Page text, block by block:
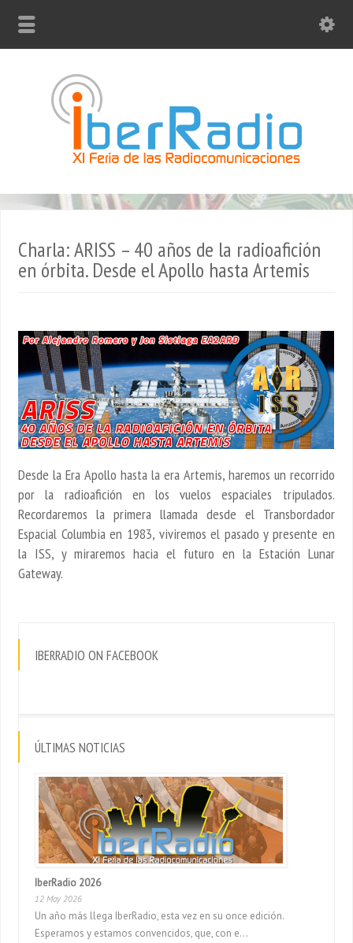
Charla: ARISS – 40 años de la radioafición
en órbita. Desde el Apollo hasta Artemis
Desde la Era Apollo hasta la era Artemis, haremos un recorrido
por la radioafición en los vuelos espaciales tripulados.
Recordaremos la primera llamada desde el Transbordador
Espacial Columbia en 1983, viviremos el pasado y presente en
la ISS, y miraremos hacia el futuro en la Estación Lunar
Gateway.
IBERRADIO ON FACEBOOK
ÚLTIMAS NOTICIAS
IberRadio 2026
12 May 2026
Un año más llega IberRadio, esta vez en su once edición.
Esperamos y estamos convencidos, que, con e...